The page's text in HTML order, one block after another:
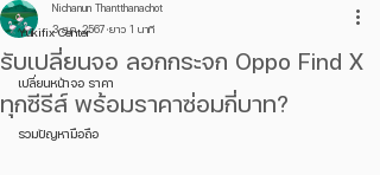
Yukifix Center
เปลี่ยนหน้าจอ ราคา
รวมปัญหามือถือ
รับเปลี่ยนจอ ลอกกระจก Oppo Find X
ทุกซีรีส์ พร้อมราคาซ่อมกี่บาท?
Nichanun Thantthanachot
3 ส.ค. 2567 ยาว 1 นาที